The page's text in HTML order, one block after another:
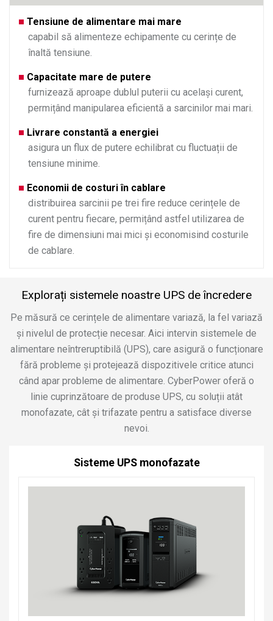
Tensiune de alimentare mai mare
capabil să alimenteze echipamente cu cerințe de
înaltă tensiune.
Capacitate mare de putere
furnizează aproape dublul puterii cu același curent,
permițând manipularea eficientă a sarcinilor mai mari.
Livrare constantă a energiei
asigura un flux de putere echilibrat cu fluctuații de
tensiune minime.
Economii de costuri în cablare
distribuirea sarcinii pe trei fire reduce cerințele de
curent pentru fiecare, permițând astfel utilizarea de
fire de dimensiuni mai mici și economisind costurile
de cablare.
Explorați sistemele noastre UPS de încredere
Pe măsură ce cerințele de alimentare variază, la fel variază
și nivelul de protecție necesar. Aici intervin sistemele de
alimentare neîntreruptibilă (UPS), care asigură o funcționare
fără probleme și protejează dispozitivele critice atunci
când apar probleme de alimentare. CyberPower oferă o
linie cuprinzătoare de produse UPS, cu soluții atât
monofazate, cât și trifazate pentru a satisface diverse
nevoi.
Sisteme UPS monofazate